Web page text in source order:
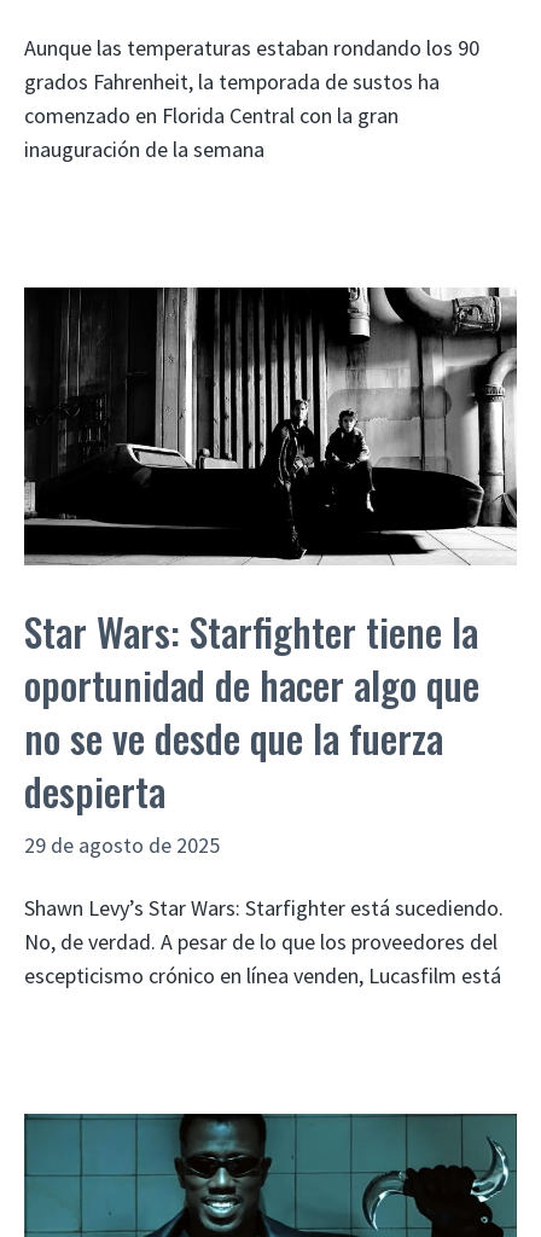
Aunque las temperaturas estaban rondando los 90
grados Fahrenheit, la temporada de sustos ha
comenzado en Florida Central con la gran
inauguración de la semana
Star Wars: Starfighter tiene la
oportunidad de hacer algo que
no se ve desde que la fuerza
despierta
29 de agosto de 2025
Shawn Levy’s Star Wars: Starfighter está sucediendo.
No, de verdad. A pesar de lo que los proveedores del
escepticismo crónico en línea venden, Lucasfilm está